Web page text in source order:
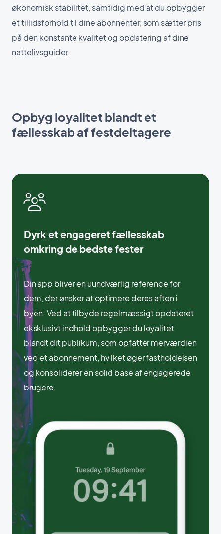
økonomisk stabilitet, samtidig med at du opbygger
et tillidsforhold til dine abonnenter, som sætter pris
på den konstante kvalitet og opdatering af dine
nattelivsguider.
Opbyg loyalitet blandt et
fællesskab af festdeltagere
Dyrk et engageret fællesskab
omkring de bedste fester
Din app bliver en uundværlig reference for
dem, der ønsker at optimere deres aften i
byen. Ved at tilbyde regelmæssigt opdateret
eksklusivt indhold opbygger du loyalitet
blandt dit publikum, som opfatter merværdien
ved et abonnement, hvilket øger fastholdelsen
og konsoliderer en solid base af engagerede
brugere.